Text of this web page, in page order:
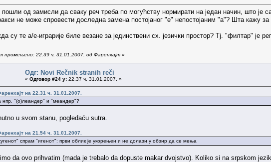
од замисли да сваку реч треба по могућству нормирати на један начин, што је
не може спровести доследна замена постојаног "е" непостојаним "а"? Шта кажу
су те а/е-играрије биле везане за јединствени сх. језички простор? Тј. "филтар" је
промењено: 22.39 ч. 31.01.2007. од Фаренхајт »
Одг: Novi Rečnik stranih reči
« Одговор #24 у: 22.37 ч. 31.01.2007. »
на 22.31 ч. 31.01.2007.
нпр. "(о)леандер" и "меандер"?
u svom stanu, pogledaću sutra.
на 21.54 ч. 31.01.2007.
спрам "игенот": први облик је укорењен и не долази у обзир да се мења
da ovo prihvatim (mada je trebalo da dopuste makar dvojstvo). Koliko si na srpskom